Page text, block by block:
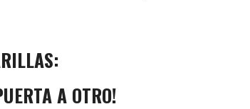
A OTRO!